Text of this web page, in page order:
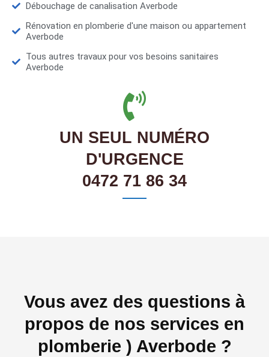
Débouchage de canalisation Averbode
Rénovation en plomberie d'une maison ou appartement
Averbode
Tous autres travaux pour vos besoins sanitaires
Averbode
UN SEUL NUMÉRO
D'URGENCE
0472 71 86 34
Vous avez des questions à
propos de nos services en
plomberie ) Averbode ?